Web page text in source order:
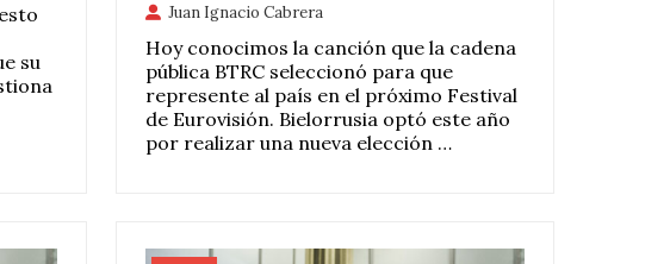
su
Juan Ignacio Cabrera
Hoy conocimos la canción que la cadena
pública BTRC seleccionó para que
represente al país en el próximo Festival
de Eurovisión. Bielorrusia optó este año
por realizar una nueva elección …